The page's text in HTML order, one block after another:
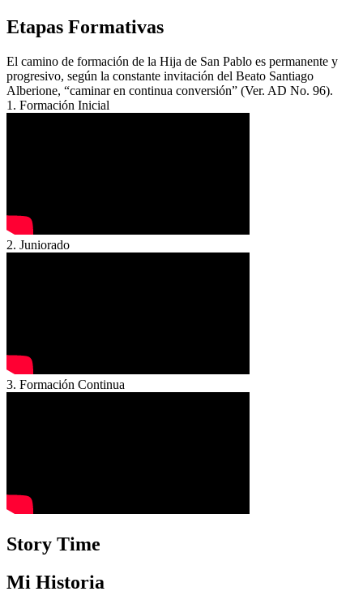
Etapas Formativas
El camino de formación de la Hija de San Pablo es permanente y
progresivo, según la constante invitación del Beato Santiago
Alberione, “caminar en continua conversión” (Ver. AD No. 96).
1. Formación Inicial
2. Juniorado
3. Formación Continua
Story Time
Mi Historia